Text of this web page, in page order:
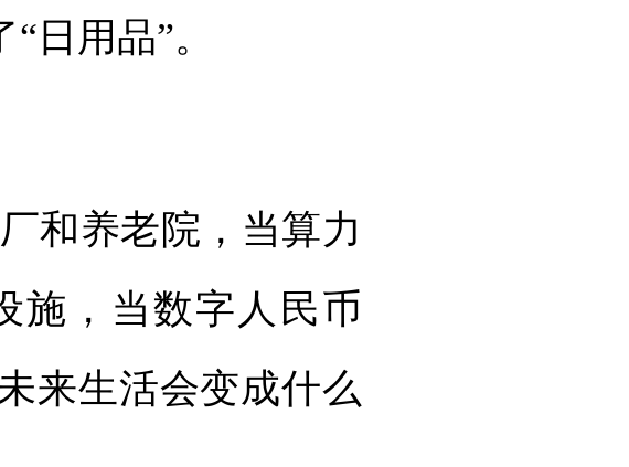
日用品”。
养老院，当算力
施，当数字人民币
来生活会变成什么